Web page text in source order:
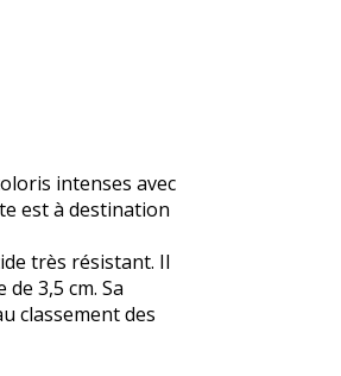
intenses avec
est à destination
très résistant. Il
3,5 cm. Sa
classement des